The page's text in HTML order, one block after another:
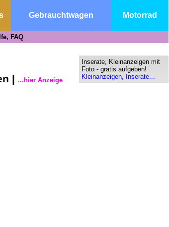
Gebrauchtwagen Motorrad
FAQ
| ...hier Anzeige
Inserate, Kleinanzeigen mit
Foto - gratis aufgeben!
Kleinanzeigen, Inserate...